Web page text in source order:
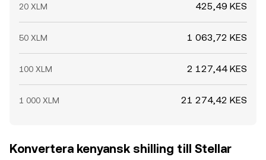
20 XLM 425,49 KES
50 XLM 1 063,72 KES
100 XLM 2 127,44 KES
1 000 XLM 21 274,42 KES
Konvertera kenyansk shilling till Stellar